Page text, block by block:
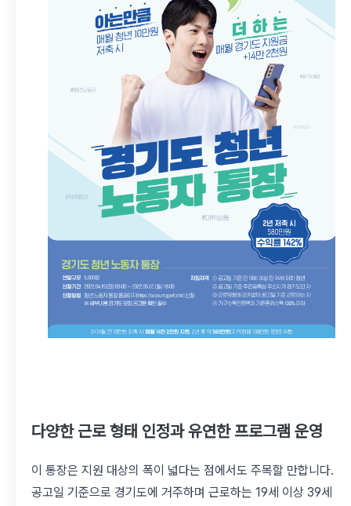
다양한 근로 형태 인정과 유연한 프로그램 운영
이 통장은 지원 대상의 폭이 넓다는 점에서도 주목할 만합니다.
공고일 기준으로 경기도에 거주하며 근로하는 19세 이상 39세